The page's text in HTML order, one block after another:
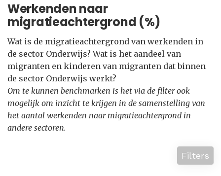
Werkenden naar
migratieachtergrond (%)
Wat is de migratieachtergrond van werkenden in
de sector Onderwijs? Wat is het aandeel van
migranten en kinderen van migranten dat binnen
de sector Onderwijs werkt?
Om te kunnen benchmarken is het via de filter ook
mogelijk om inzicht te krijgen in de samenstelling van
het aantal werkenden naar migratieachtergrond in
andere sectoren.
Filters